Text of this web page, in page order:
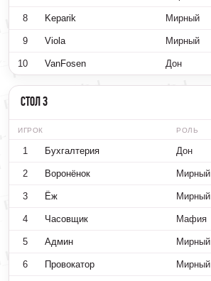
8 Keparik Мирный
9 Viola Мирный
10 VanFosen Дон
Стол 3
ИГРОК РОЛЬ
1 Бухгалтерия Дон
2 Воронёнок Мирный
3 Ёж Мирный
4 Часовщик Мафия
5 Админ Мирный
6 Провокатор Мирный